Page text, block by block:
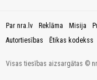
Par nra.lv Reklāma Misija
Autortiesības
Ētikas kodekss
Visas tiesības aizsargātas ©